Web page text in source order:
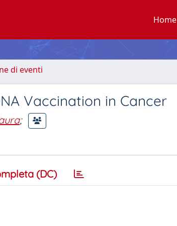
Home
di eventi
Vaccination in Cancer
;
(DC)